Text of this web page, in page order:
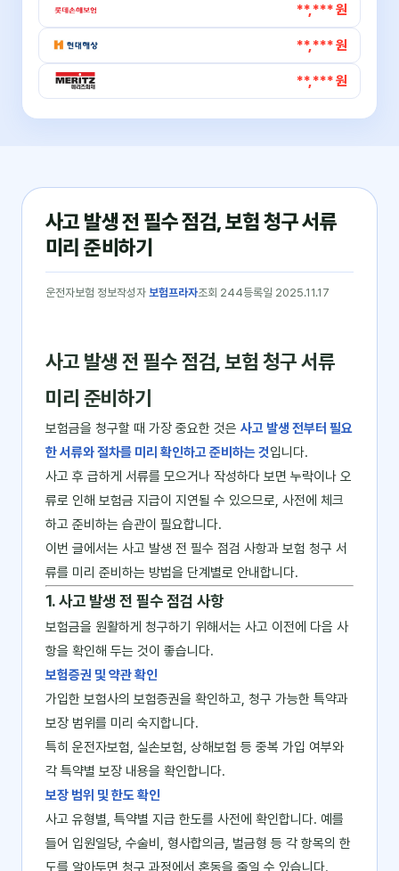
**,*** 원
**,*** 원
**,*** 원
사고 발생 전 필수 점검, 보험 청구 서류
미리 준비하기
운전자보험 정보작성자 보험프라자조회 244등록일 2025.11.17
사고 발생 전 필수 점검, 보험 청구 서류
미리 준비하기
보험금을 청구할 때 가장 중요한 것은 사고 발생 전부터 필요
한 서류와 절차를 미리 확인하고 준비하는 것입니다.
사고 후 급하게 서류를 모으거나 작성하다 보면 누락이나 오
류로 인해 보험금 지급이 지연될 수 있으므로, 사전에 체크
하고 준비하는 습관이 필요합니다.
이번 글에서는 사고 발생 전 필수 점검 사항과 보험 청구 서
류를 미리 준비하는 방법을 단계별로 안내합니다.
1. 사고 발생 전 필수 점검 사항
보험금을 원활하게 청구하기 위해서는 사고 이전에 다음 사
항을 확인해 두는 것이 좋습니다.
보험증권 및 약관 확인
가입한 보험사의 보험증권을 확인하고, 청구 가능한 특약과
보장 범위를 미리 숙지합니다.
특히 운전자보험, 실손보험, 상해보험 등 중복 가입 여부와
각 특약별 보장 내용을 확인합니다.
보장 범위 및 한도 확인
사고 유형별, 특약별 지급 한도를 사전에 확인합니다. 예를
들어 입원일당, 수술비, 형사합의금, 벌금형 등 각 항목의 한
도를 알아두면 청구 과정에서 혼동을 줄일 수 있습니다.